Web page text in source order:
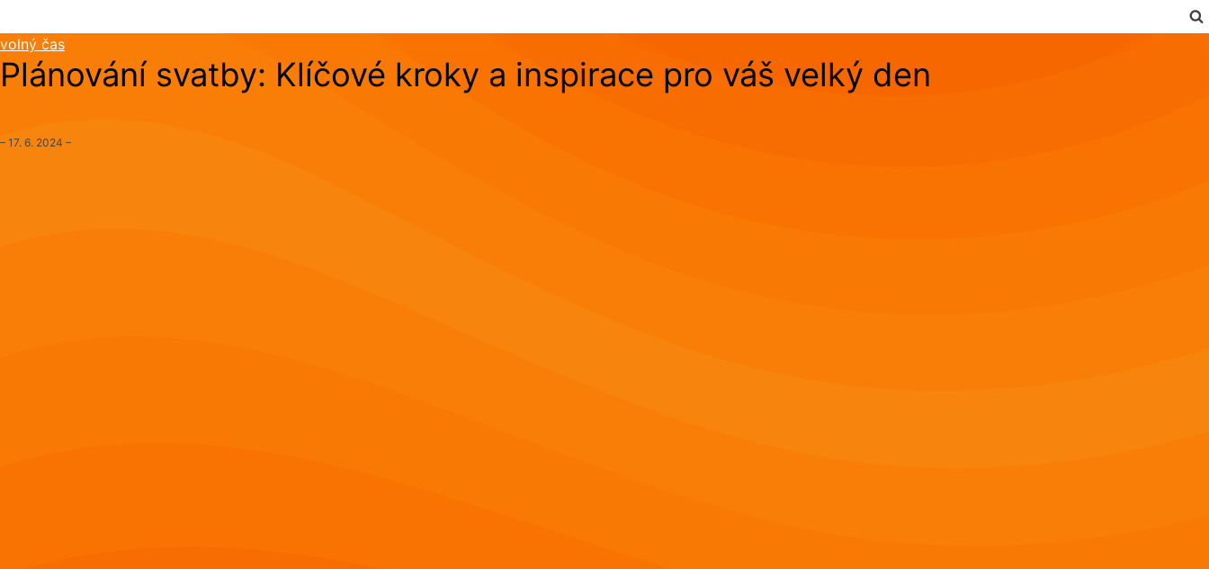
volný čas
Plánování svatby: Klíčové kroky a inspirace pro váš velký den
– 17. 6. 2024 –